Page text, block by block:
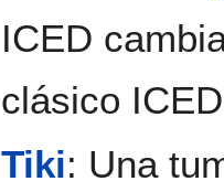
ICED
clásico ICED
Tiki: Una